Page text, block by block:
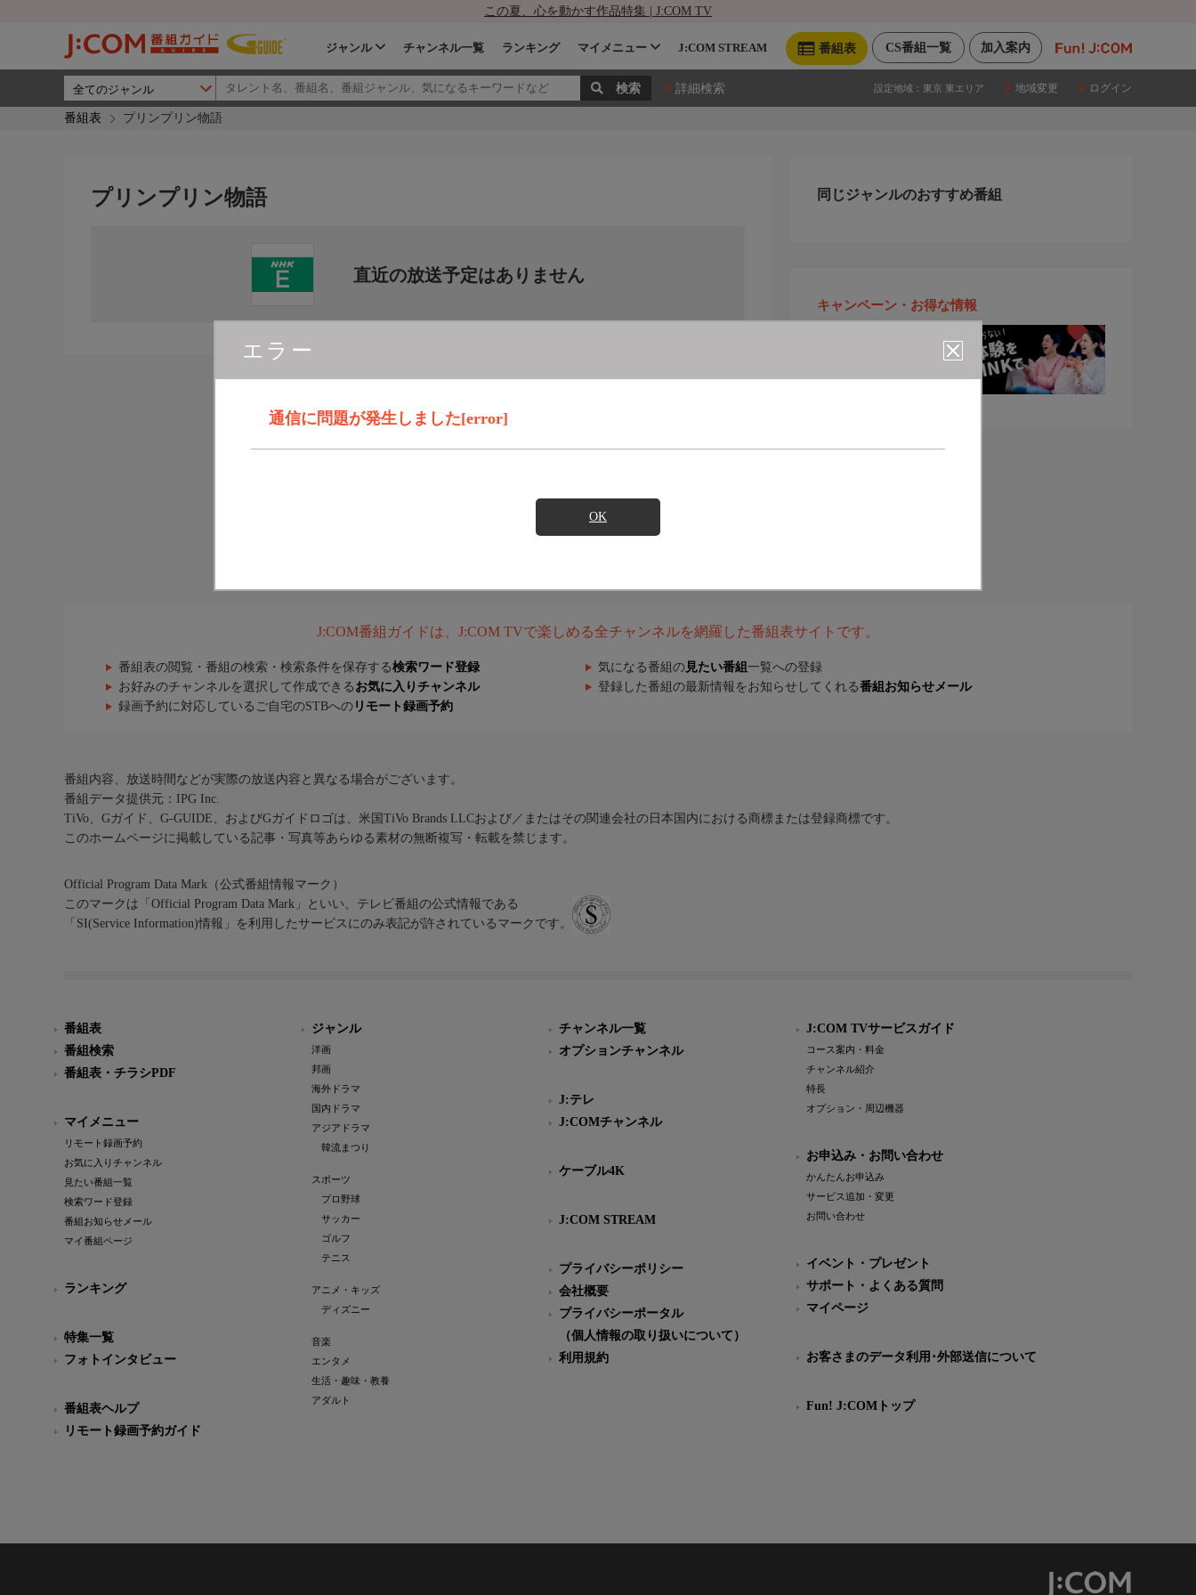
この夏、心を動かす作品特集 | J:COM TV
加入案内
CS番組一覧
番組表
ジャンル チャンネル一覧 ランキング マイメニュー J:COM STREAM
詳細検索 設定地域： 東京 東エリア 地域変更 ログイン
番組表 プリンプリン物語
エラー
通信に問題が発生しました[error]
OK
プリンプリン物語
直近の放送予定はありません
同じジャンルのおすすめ番組
キャンペーン・お得な情報
J:COM番組ガイドは、J:COM TVで楽しめる全チャンネルを網羅した番組表サイトです。
番組表の閲覧・番組の検索・検索条件を保存する検索ワード登録 気になる番組の 見たい番組 一覧への登録
お好みのチャンネルを選択して作成できる お気に入りチャンネル 登録した番組の最新情報をお知らせしてくれる番組お知らせメール
録画予約に対応しているご自宅のSTBへの リモート録画予約
番組内容、放送時間などが実際の放送内容と異なる場合がございます。
番組データ提供元：IPG Inc.
TiVo、Gガイド、G-GUIDE、およびGガイドロゴは、米国TiVo Brands LLCおよび／またはその関連会社の日本国内における商標または登録商標です。
このホームページに掲載している記事・写真等あらゆる素材の無断複写・転載を禁じます。
Official Program Data Mark（公式番組情報マーク）
このマークは「Official Program Data Mark」といい、テレビ番組の公式情報である
「SI(Service Information)情報」を利用したサービスにのみ表記が許されているマークです。
番組表
番組検索
番組表・チラシPDF
マイメニュー
リモート録画予約
お気に入りチャンネル
見たい番組一覧
検索ワード登録
番組お知らせメール
マイ番組ページ
ランキング
特集一覧
フォトインタビュー
番組表ヘルプ
リモート録画予約ガイド
ジャンル
洋画
邦画
海外ドラマ
国内ドラマ
アジアドラマ
韓流まつり
スポーツ
プロ野球
サッカー
ゴルフ
テニス
アニメ・キッズ
ディズニー
音楽
エンタメ
生活・趣味・教養
アダルト
チャンネル一覧
オプションチャンネル
J:テレ
J:COMチャンネル
ケーブル4K
J:COM STREAM
プライバシーポリシー
会社概要
プライバシーポータル
（個人情報の取り扱いについて）
利用規約
J:COM TVサービスガイド
コース案内・料金
チャンネル紹介
特長
オプション・周辺機器
お申込み・お問い合わせ
かんたんお申込み
サービス追加・変更
お問い合わせ
イベント・プレゼント
サポート・よくある質問
マイページ
お客さまのデータ利用･外部送信について
Fun! J:COMトップ